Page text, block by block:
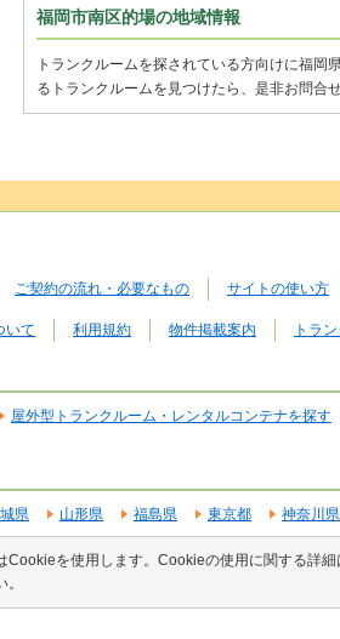
福岡市南区的場の地域情報
トランクルームを探されている方向けに福岡
るトランクルームを見つけたら、是非お問合
ご契約の流れ・必要なもの サイトの使い方
いて 利用規約 物件掲載案内 トラ
屋外型トランクルーム・レンタルコンテナを探す
県 山形県 福島県 東京都 神奈川県
県
香川県 愛媛県 高知県 福岡県
Cookieを使用します。Cookieの使用に関する詳細